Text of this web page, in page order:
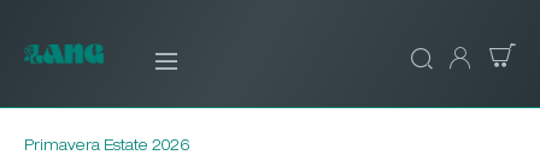
Primavera Estate 2026